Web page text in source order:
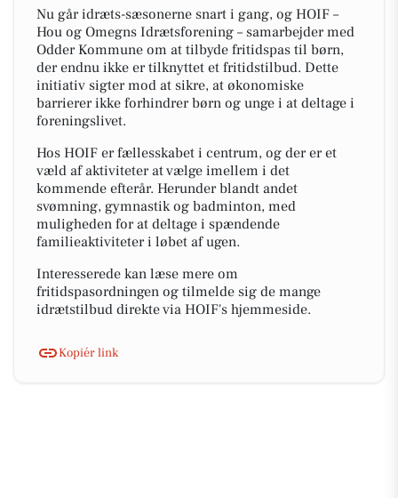
Nu går idræts-sæsonerne snart i gang, og HOIF –
Hou og Omegns Idrætsforening – samarbejder med
Odder Kommune om at tilbyde fritidspas til børn,
der endnu ikke er tilknyttet et fritidstilbud. Dette
initiativ sigter mod at sikre, at økonomiske
barrierer ikke forhindrer børn og unge i at deltage i
foreningslivet.
Hos HOIF er fællesskabet i centrum, og der er et
væld af aktiviteter at vælge imellem i det
kommende efterår. Herunder blandt andet
svømning, gymnastik og badminton, med
muligheden for at deltage i spændende
familieaktiviteter i løbet af ugen.
Interesserede kan læse mere om
fritidspasordningen og tilmelde sig de mange
idrætstilbud direkte via HOIF's hjemmeside.
Kopiér link